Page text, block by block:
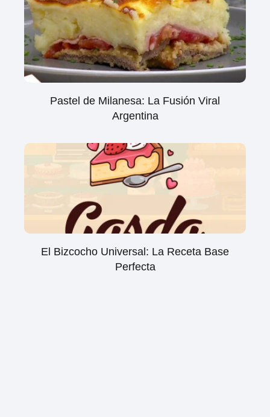
Pastel de Milanesa: La Fusión Viral
Argentina
El Bizcocho Universal: La Receta Base
Perfecta